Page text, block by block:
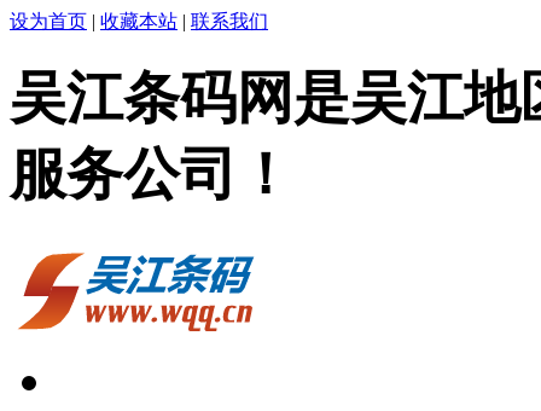
设为首页 | 收藏本站 | 联系我们
吴江条码网是吴江
服务公司！